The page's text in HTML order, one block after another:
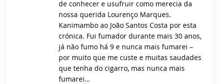
de conhecer e usufruir como merecia da
nossa querida Lourenço Marques.
Kanimambo ao João Santos Costa por esta
crónica. Fui fumador durante mais 30 anos,
já não fumo há 9 e nunca mais fumarei –
por muito que me custe e muitas saudades
que tenha do cigarro, mas nunca mais
fumarei…